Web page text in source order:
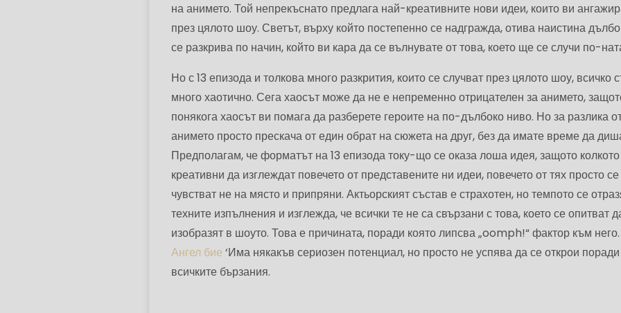
на анимето. Той непрекъснато предлага най-креативните нови идеи, които ви
през цялото шоу. Светът, върху който постепенно се надгражда, отива наистина
се разкрива по начин, който ви кара да се вълнувате от това, което ще се случи по-
Но с 13 епизода и толкова много разкрития, които се случват през цялото шоу, всичко
много хаотично. Сега хаосът може да не е непременно отрицателен за анимето,
понякога хаосът ви помага да разберете героите на по-дълбоко ниво. Но за разлика
анимето просто прескача от един обрат на сюжета на друг, без да имате време да
Предполагам, че форматът на 13 епизода току-що се оказа лоша идея, защото
креативни да изглеждат повечето от представените ни идеи, повечето от тях просто се
чувстват не на място и припряни. Актьорският състав е страхотен, но темпото се
техните изпълнения и изглежда, че всички те не са свързани с това, което се опитват
изобразят в шоуто. Това е причината, поради която липсва „oomph!“ фактор към него.
Ангел бие ‘Има някакъв сериозен потенциал, но просто не успява да се открои поради
всичките бързания.